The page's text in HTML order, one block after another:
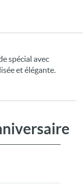
spécial avec
et élégante.